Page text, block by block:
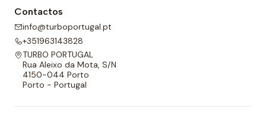
Contactos
info@turboportugal.pt
+351963143828
TURBO PORTUGAL
Rua Aleixo da Mota, S/N
4150-044 Porto
Porto - Portugal